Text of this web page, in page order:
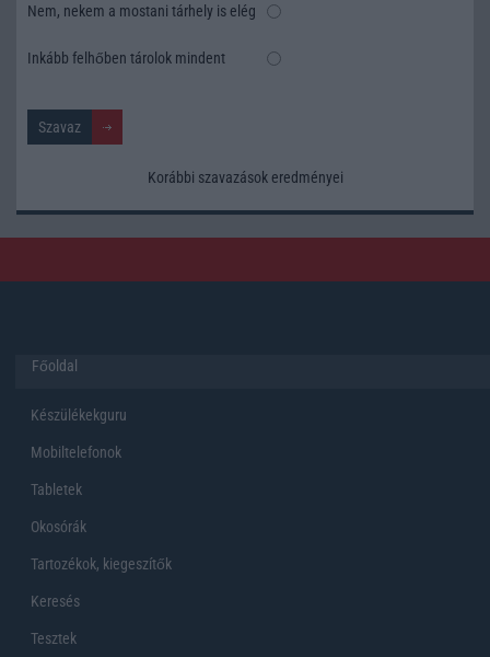
Nem, nekem a mostani tárhely is elég
Inkább felhőben tárolok mindent
Korábbi szavazások eredményei
Főoldal
Készülékekguru
Mobiltelefonok
Tabletek
Okosórák
Tartozékok, kiegeszítők
Keresés
Tesztek